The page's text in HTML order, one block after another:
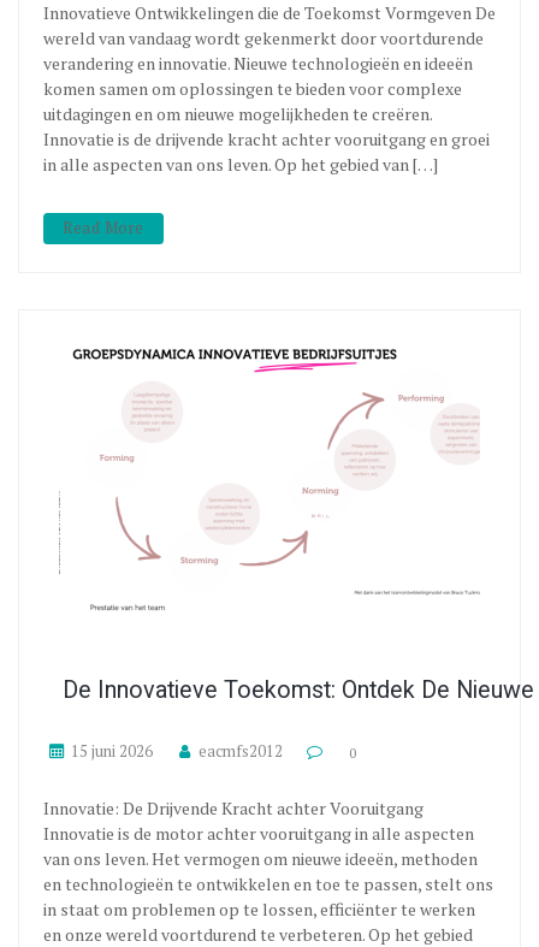
Innovatieve Ontwikkelingen die de Toekomst Vormgeven De
wereld van vandaag wordt gekenmerkt door voortdurende
verandering en innovatie. Nieuwe technologieën en ideeën
komen samen om oplossingen te bieden voor complexe
uitdagingen en om nieuwe mogelijkheden te creëren.
Innovatie is de drijvende kracht achter vooruitgang en groei
in alle aspecten van ons leven. Op het gebied van […]
Read More
De Innovatieve Toekomst: Ontdek De
15 juni 2026 eacmfs2012 0
Innovatie: De Drijvende Kracht achter Vooruitgang
Innovatie is de motor achter vooruitgang in alle aspecten
van ons leven. Het vermogen om nieuwe ideeën, methoden
en technologieën te ontwikkelen en toe te passen, stelt ons
in staat om problemen op te lossen, efficiënter te werken
en onze wereld voortdurend te verbeteren. Op het gebied